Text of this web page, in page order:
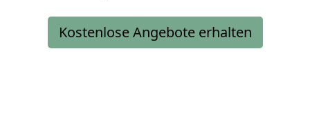
Kostenlose Angebote erhalten